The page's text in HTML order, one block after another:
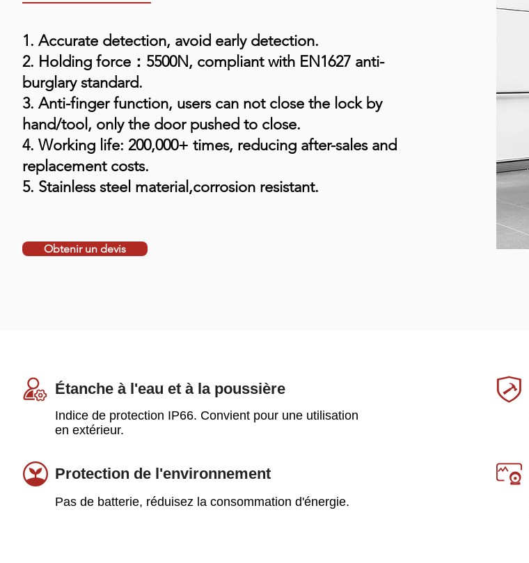
1. Accurate detection, avoid early detection.
2. Holding force：5500N, compliant with EN1627 anti-
burglary standard.
3. Anti-finger function, users can not close the lock by
hand/tool, only the door pushed to close.
4. Working life: 200,000+ times, reducing after-sales and
replacement costs.
5. Stainless steel material,corrosion resistant.
Obtenir un devis
Étanche à l'eau et à la poussière
Indice de protection IP66. Convient pour une utilisation
en extérieur.
Protection de l'environnement
Pas de batterie, réduisez la consommation d'énergie.